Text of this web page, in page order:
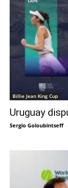
Billie Jean King Cup
Uruguay
Sergio Goloubintseff -